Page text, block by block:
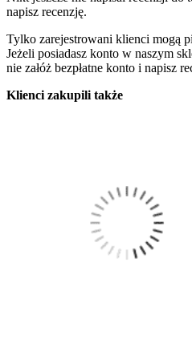
napisz recenzję.
Tylko zarejestrowani klienci mogą
Jeżeli posiadasz konto w naszym
nie załóż bezpłatne konto i napisz
Klienci zakupili także